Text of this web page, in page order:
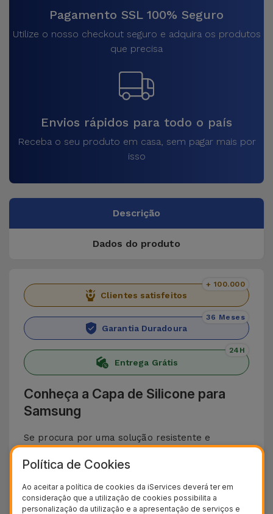
Pagamento SSL 100% Seguro
Utilize o nosso checkout seguro e adquira os produtos
que precisa
Envios rápidos para todo o país
Receba o seu produto em casa, sem pagar mais por
isso
Descrição
Dados do produto
Clientes satisfeitos
+ 100.000
Garantia Duradoura
36 Meses
Entrega Grátis
24H
Conheça a Capa de Silicone para
Samsung
Se procura por uma solução resistente e
Samsung , apresentamos a
Com um design minimalista e extremamente
funcional, esta capa oferecea melhor proteção
Política de Cookies
Ao aceitar a política de cookies da iServices deverá ter em
consideração que a utilização de cookies possibilita a
personalização da utilização e a apresentação de serviços e